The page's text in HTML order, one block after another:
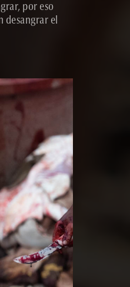
por eso
desangrar el